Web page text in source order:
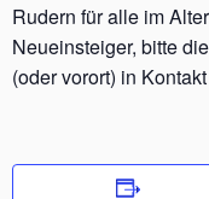
Rudern für alle im
Neueinsteiger, bitte
(oder vorort) in